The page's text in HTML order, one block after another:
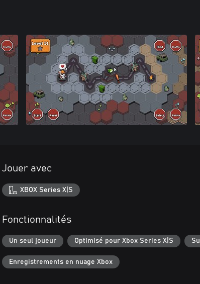
Jouer avec
XBOX Series X|S
Fonctionnalités
Un seul joueur Optimisé pour Xbox Series X|S
Enregistrements en nuage Xbox